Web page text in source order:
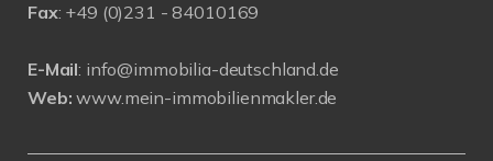
Fax: +49 (0)231 - 84010169
E-Mail: info@immobilia-deutschland.de
Web: www.mein-immobilienmakler.de